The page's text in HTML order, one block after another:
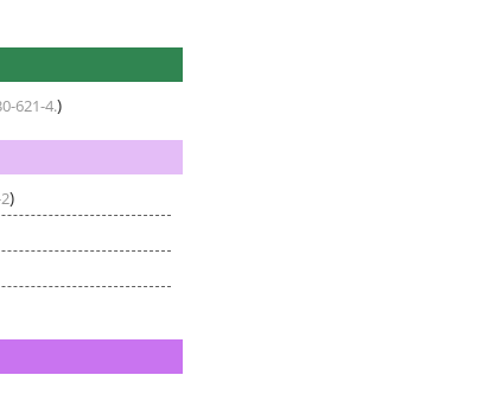
621-4.)
)